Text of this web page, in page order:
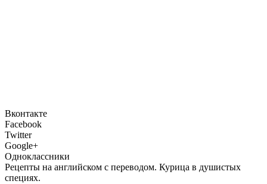
Вконтакте
Facebook
Twitter
Google+
Одноклассники
Рецепты на английском с переводом. Курица в душистых
специях.